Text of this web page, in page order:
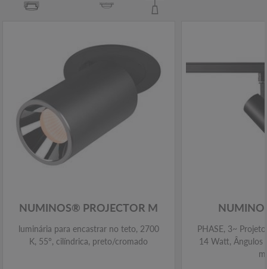
NUMINOS® PROJECTOR M
luminária para encastrar no teto, 2700
K, 55°, cilíndrica, preto/cromado
PHASE, 3~
14 Watt, Ângulos